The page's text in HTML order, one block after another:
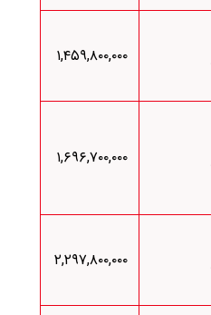
۱,۴۵۹,۸۰۰,۰۰۰
۱,۶۹۶,۷۰۰,۰۰۰
۲,۲۹۷,۸۰۰,۰۰۰